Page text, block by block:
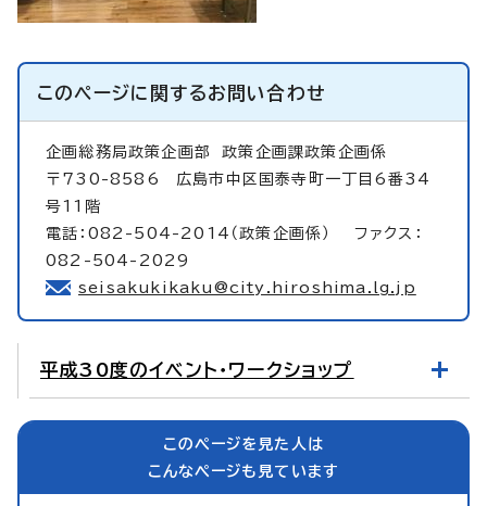
このページに関するお問い合わせ
企画総務局政策企画部政策企画課政策企画係
〒730-8586 広島市中区国泰寺町一丁目6番34
号11階
電話：082-504-2014（政策企画係） ファクス：
082-504-2029
seisakukikaku@city.hiroshima.lg.jp
平成30度のイベント・ワークショップ
このページを見た人は
こんなページも見ています